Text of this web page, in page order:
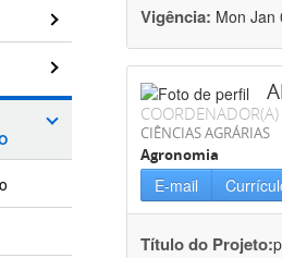
Vigência: Mon Jan
COORDENADOR(A)
CIÊNCIAS AGRÁRIAS
Agronomia
E-mail
Título do Projeto: